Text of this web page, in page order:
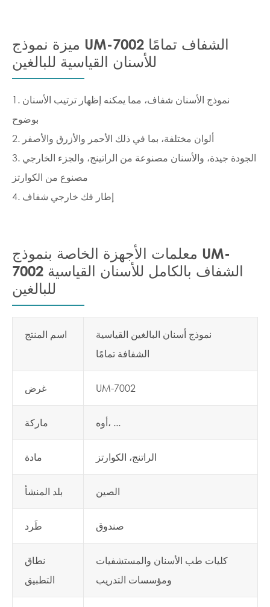
ميزة نموذج UM-7002 الشفاف تمامًا
للأسنان القياسية للبالغين
1. نموذج الأسنان شفاف، مما يمكنه إظهار ترتيب الأسنان
بوضوح
2. ألوان مختلفة، بما في ذلك الأحمر والأزرق والأصفر
3. الجودة جيدة، والأسنان مصنوعة من الراتينج، والجزء الخارجي
مصنوع من الكوارتز
4. إطار فك خارجي شفاف
معلمات الأجهزة الخاصة بنموذج UM-
7002 الشفاف بالكامل للأسنان القياسية
للبالغين
اسم المنتج
نموذج أسنان البالغين القياسية
الشفافة تمامًا
غرض UM-7002
ماركة أوه، ...
مادة الراتنج، الكوارتز
بلد المنشأ الصين
طَرد صندوق
نطاق
التطبيق
كليات طب الأسنان والمستشفيات
ومؤسسات التدريب